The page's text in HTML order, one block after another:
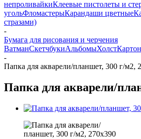
непроливайкиКлеевые пистолеты и
угольФломастерыКарандаши цветные
стразами)
-
Бумага для рисования и черчения
ВатманСкетчбукиАльбомыХолст
-
Папка для акварели/планшет, 300 г/
Папка для акварели/